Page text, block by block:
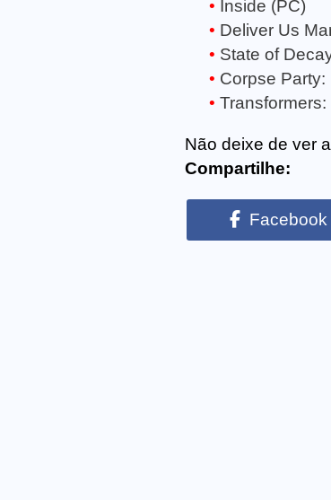
Inside (PC)
Deliver Us
State of
Corpse Party:
Não deixe de ver a
Compartilhe:
Facebook